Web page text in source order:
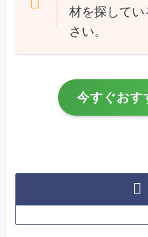
材を探して
さい。
今すぐおす